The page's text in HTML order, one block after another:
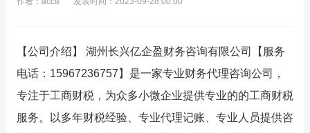
【公司介绍】 湖州长兴亿企盈财务咨询有限公司【服务
电话：15967236757】是一家专业财务代理咨询公司，
专注于工商财税，为众多小微企业提供专业的的工商财税
服务。以多年财税经验、专业代理记账、专业人员提供咨